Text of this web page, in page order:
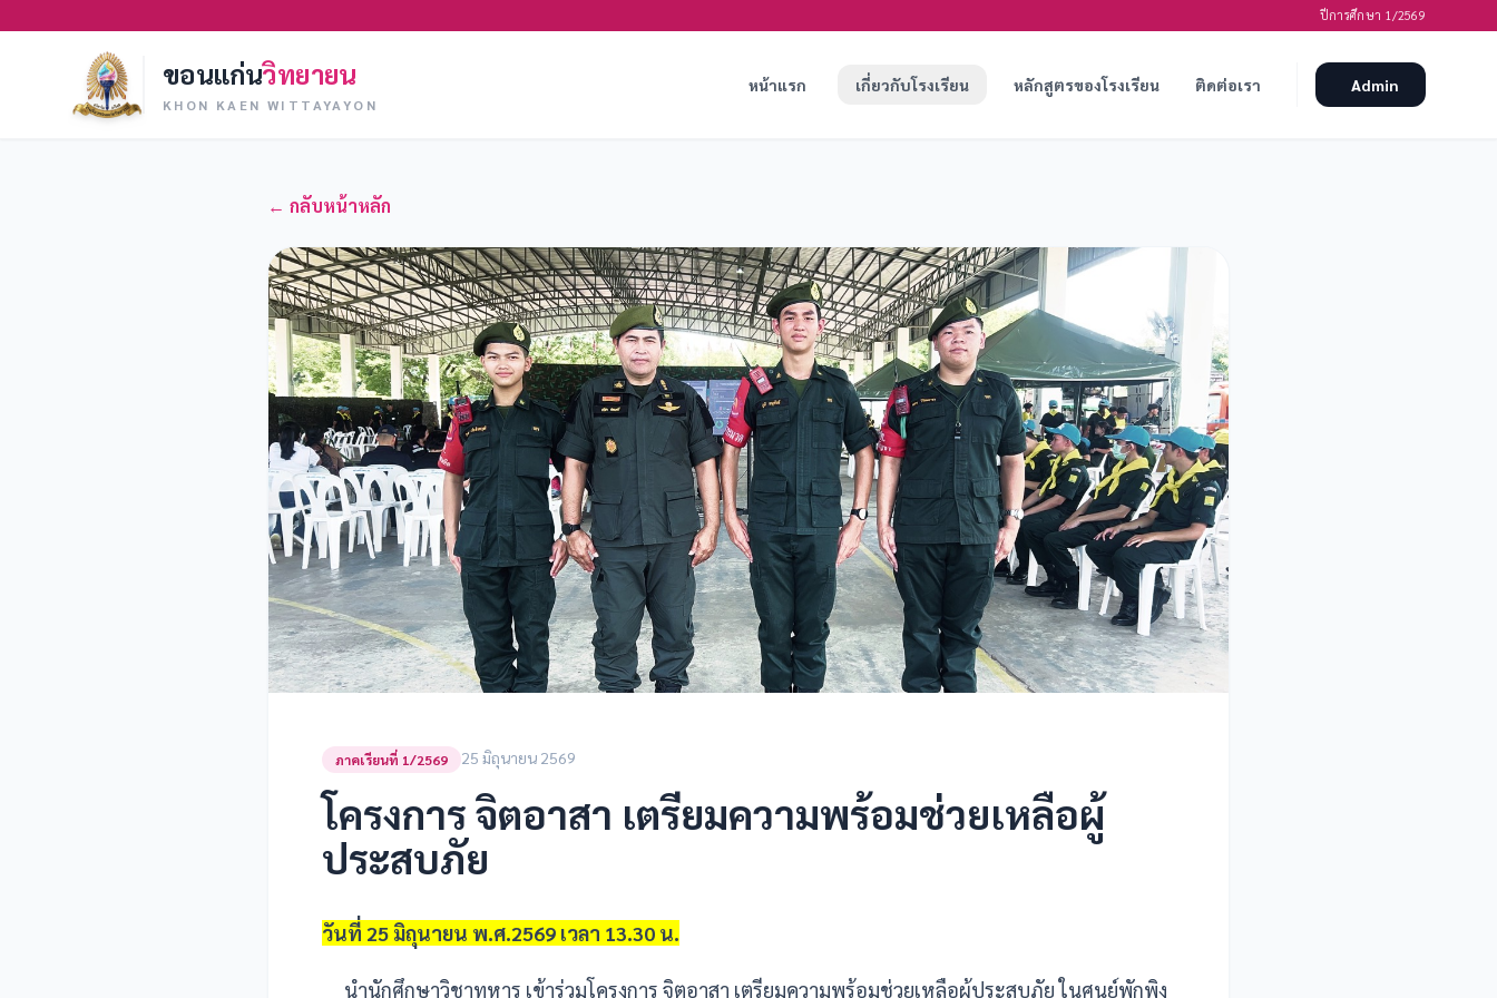
ปีการศึกษา 1/2569
ขอนแก่นวิทยายน
KHON KAEN WITTAYAYON
หน้าแรก เกี่ยวกับโรงเรียน หลักสูตรของโรงเรียน ติดต่อเรา Admin
← กลับหน้าหลัก
ภาคเรียนที่ 1/2569 25 มิถุนายน 2569
โครงการ จิตอาสา เตรียมความพร้อมช่วยเหลือผู้
ประสบภัย
วันที่ 25 มิถุนายน พ.ศ.2569 เวลา 13.30 น.
นำนักศึกษาวิชาทหาร เข้าร่วมโครงการ จิตอาสา เตรียมความพร้อมช่วยเหลือผู้ประสบภัย ในศูนย์พักพิง